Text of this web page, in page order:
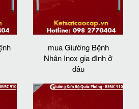
mua Giường Bệnh
Nhân Inox gia đình ở
đâu